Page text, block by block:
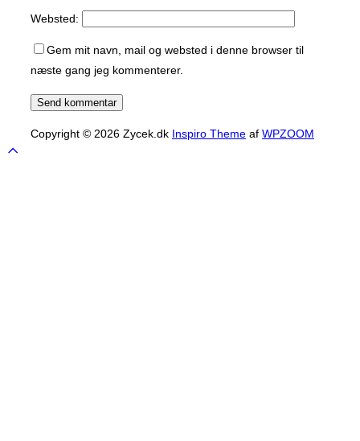
Websted:
Gem mit navn, mail og websted i denne browser til
næste gang jeg kommenterer.
Copyright © 2026 Zycek.dk Inspiro Theme af WPZOOM